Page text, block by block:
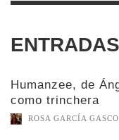
Humanzee, de
como trinchera
ROSA GARCÍA GASCO